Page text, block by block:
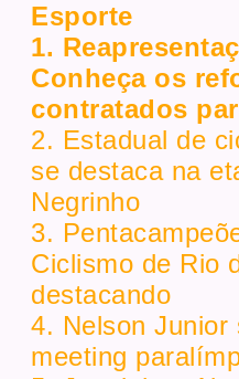
Esporte
1.
Conheça os
contratados
2. Estadual de
se destaca na
Negrinho
3.
Ciclismo de Rio
destacando
4. Nelson Junior
meeting